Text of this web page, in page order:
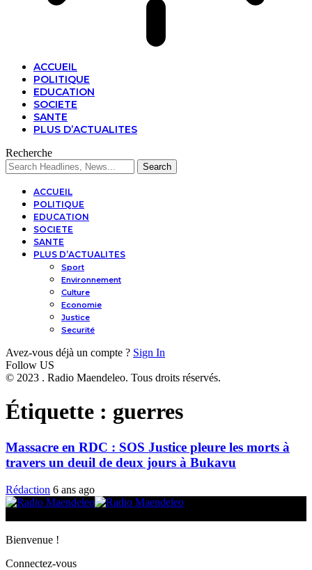
ACCUEIL
POLITIQUE
EDUCATION
SOCIETE
SANTE
PLUS D’ACTUALITES
Recherche
ACCUEIL
POLITIQUE
EDUCATION
SOCIETE
SANTE
PLUS D’ACTUALITES
Sport
Environnement
Culture
Economie
Justice
Securité
Avez-vous déjà un compte ? Sign In
Follow US
© 2023 . Radio Maendeleo. Tous droits réservés.
Étiquette : guerres
Massacre en RDC : SOS Justice pleure les morts à
travers un deuil de deux jours à Bukavu
Rédaction 6 ans ago
Bienvenue !
Connectez-vous